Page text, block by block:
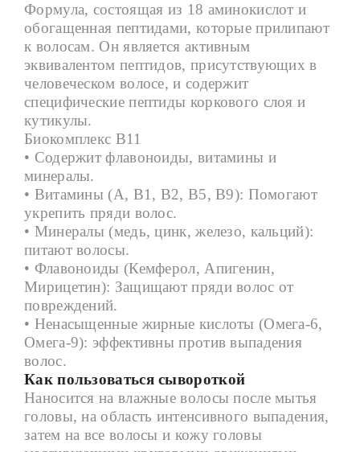
Формула, состоящая из 18 аминокислот и
обогащенная пептидами, которые прилипают
к волосам. Он является активным
эквивалентом пептидов, присутствующих в
человеческом волосе, и содержит
специфические пептиды коркового слоя и
кутикулы.
Биокомплекс B11
• Содержит флавоноиды, витамины и
минералы.
• Витамины (А, В1, В2, В5, В9): Помогают
укрепить пряди волос.
• Минералы (медь, цинк, железо, кальций):
питают волосы.
• Флавоноиды (Кемферол, Апигенин,
Мирицетин): Защищают пряди волос от
повреждений.
• Ненасыщенные жирные кислоты (Омега-6,
Омега-9): эффективны против выпадения
волос.
Как пользоваться сывороткой
Наносится на влажные волосы после мытья
головы, на область интенсивного выпадения,
затем на все волосы и кожу головы